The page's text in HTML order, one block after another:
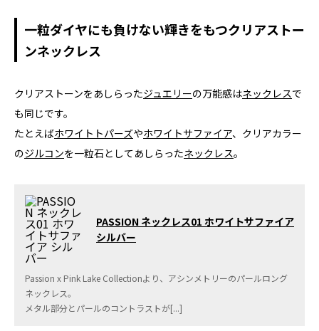
一粒ダイヤにも負けない輝きをもつクリアストー
ンネックレス
クリアストーンをあしらったジュエリーの万能感はネックレスで
も同じです。
たとえばホワイトトパーズやホワイトサファイア、クリアカラー
のジルコンを一粒石としてあしらったネックレス。
PASSION ネックレス01 ホワイトサファイア
シルバー
Passion x Pink Lake Collectionより、アシンメトリーのパールロング
ネックレス。
メタル部分とパールのコントラストが[...]